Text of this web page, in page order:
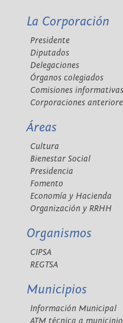
La Corporación
Presidente
Diputados
Delegaciones
Órganos colegiados
Comisiones informativas
Corporaciones
Áreas
Cultura
Bienestar Social
Presidencia
Fomento
Economía y Hacienda
Organización y RRHH
Organismos
CIPSA
REGTSA
Municipios
Información Municipal
ATM técnica a